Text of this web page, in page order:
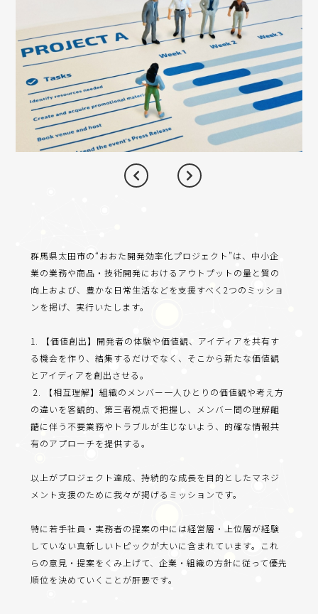
群馬県太田市の“おおた開発効率化プロジェクト”は、中小企
業の業務や商品・技術開発におけるアウトプットの量と質の
向上および、豊かな日常生活などを支援すべく2つのミッショ
ンを掲げ、実行いたします。
1. 【価値創出】開発者の体験や価値観、アイディアを共有す
る機会を作り、結集するだけでなく、そこから新たな価値観
とアイディアを創出させる。
2. 【相互理解】組織のメンバー一人ひとりの価値観や考え方
の違いを客観的、第三者視点で把握し、メンバー間の理解齟
齬に伴う不要業務やトラブルが生じないよう、的確な情報共
有のアプローチを提供する。
以上がプロジェクト達成、持続的な成長を目的としたマネジ
メント支援のために我々が掲げるミッションです。
特に若手社員・実務者の提案の中には経営層・上位層が経験
していない真新しいトピックが大いに含まれています。これ
らの意見・提案をくみ上げて、企業・組織の方針に従って優先
順位を決めていくことが肝要です。